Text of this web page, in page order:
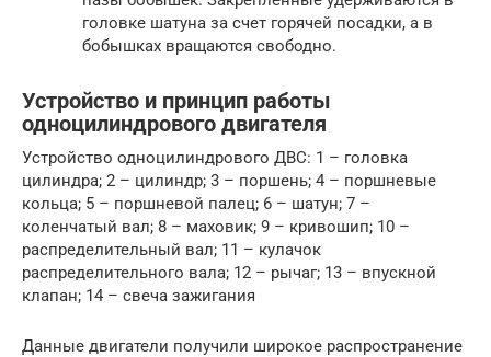
головке шатуна за счет горячей посадки, а в
бобышках вращаются свободно.
Устройство и принцип работы
одноцилиндрового двигателя
Устройство одноцилиндрового ДВС: 1 – головка
цилиндра; 2 – цилиндр; 3 – поршень; 4 – поршневые
кольца; 5 – поршневой палец; 6 – шатун; 7 –
коленчатый вал; 8 – маховик; 9 – кривошип; 10 –
распределительный вал; 11 – кулачок
распределительного вала; 12 – рычаг; 13 – впускной
клапан; 14 – свеча зажигания
Данные двигатели получили широкое распространение